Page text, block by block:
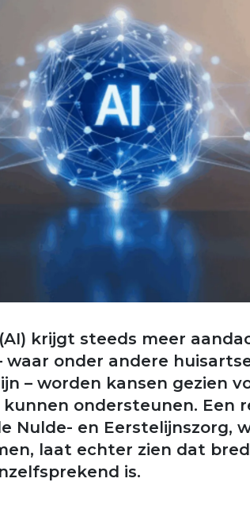
krijgt steeds meer
waar onder andere
– worden kansen gezien
ondersteunen. Een
Nulde- en Eerstelijnszorg,
laat echter zien dat
is.